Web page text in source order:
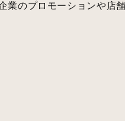
業のプロモーションや店